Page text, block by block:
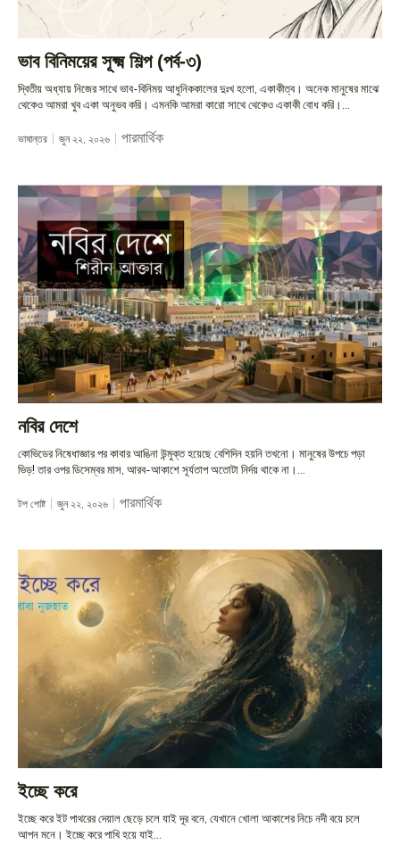
ভাব বিনিময়ের সূক্ষ্ম শিল্প (পর্ব-৩)
দ্বিতীয় অধ্যায় নিজের সাথে ভাব-বিনিময় আধুনিককালের দুঃখ হলো, একাকীত্ব। অনেক মানুষের মাঝে
থেকেও আমরা খুব একা অনুভব করি। এমনকি আমরা কারো সাথে থেকেও একাকী বোধ করি।...
ভাষান্তর জুন ২২, ২০২৬ পারমার্থিক
নবির দেশে
কোভিডের নিষেধাজ্ঞার পর কাবার আঙিনা উন্মুক্ত হয়েছে বেশিদিন হয়নি তখনো। মানুষের উপচে পড়া
ভিড়! তার ওপর ডিসেম্বর মাস, আরব-আকাশে সূর্যতাপ অতোটা নির্দয় থাকে না।...
টপ পোষ্ট জুন ২২, ২০২৬ পারমার্থিক
ইচ্ছে করে
ইচ্ছে করে ইট পাথরের দেয়াল ছেড়ে চলে যাই দূর বনে, যেখানে খোলা আকাশের নিচে নদী বয়ে চলে
আপন মনে। ইচ্ছে করে পাখি হয়ে যাই...